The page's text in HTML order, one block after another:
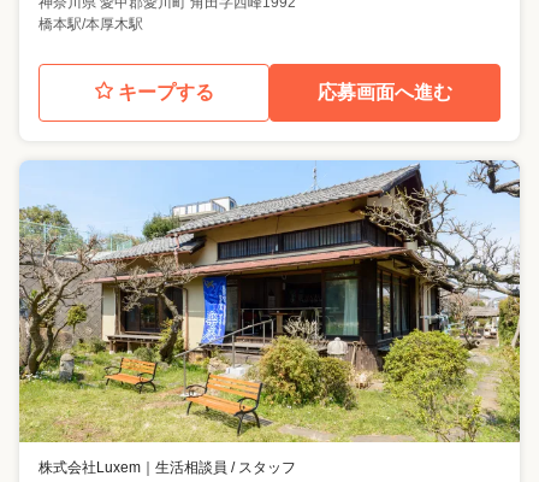
橋本駅/本厚木駅
キープする 応募画面へ進む
株式会社Luxem 生活相談員 / スタッフ